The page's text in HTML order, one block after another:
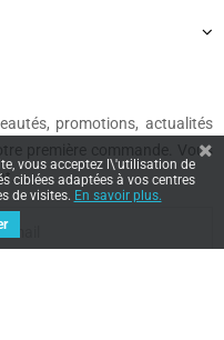
promotions, actualités
première commande. Vous
vous acceptez l\'utilisation de
ciblées adaptées à vos centres
de visites. En savoir plus.